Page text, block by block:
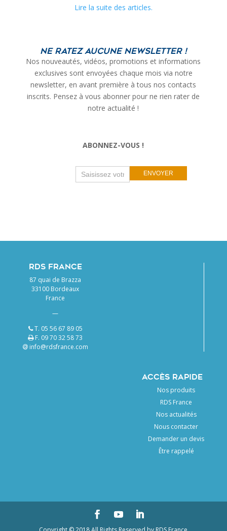
Lire la suite des articles.
Ne ratez aucune newsletter !
Nos nouveautés, vidéos, promotions et informations
exclusives sont envoyées chaque mois via notre
newsletter, en avant première à tous nos contacts
inscrits. Pensez à vous abonner pour ne rien rater de
notre actualité !
ABONNEZ-VOUS !
If
you
field
ENVOYER
RDS FRANCE
87 quai de Brazza
33100 Bordeaux
France
—
T. 05 56 67 89 05
F. 09 70 32 58 73
info@rdsfrance.com
ACCÈS RAPIDE
Nos produits
RDS France
Nos actualités
Nous contacter
Demander un devis
Être rappelé